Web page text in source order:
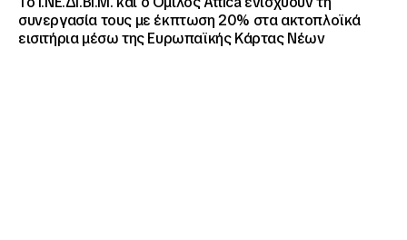
συνεργασία τους με έκπτωση 20% στα ακτοπλοϊκά
εισιτήρια μέσω της Ευρωπαϊκής Κάρτας Νέων